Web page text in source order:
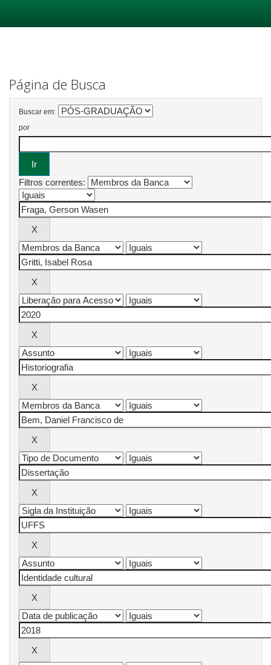
Página de Busca
Buscar em:
por
Filtros correntes: